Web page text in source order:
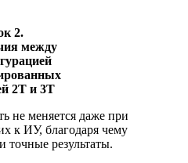
2.
между
2T и 3T
не меняется даже при
к ИУ, благодаря чему
точные результаты.